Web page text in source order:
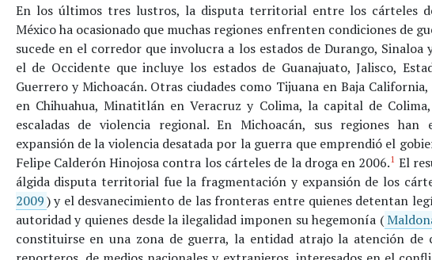
En los últimos tres lustros, la disputa territorial entre los cárteles
México ha ocasionado que muchas regiones enfrenten condiciones de
sucede en el corredor que involucra a los estados de Durango, Sinaloa
el de Occidente que incluye los estados de Guanajuato, Jalisco,
Guerrero y Michoacán. Otras ciudades como Tijuana en Baja California,
en Chihuahua, Minatitlán en Veracruz y Colima, la capital de
escaladas de violencia regional. En Michoacán, sus regiones han
expansión de la violencia desatada por la guerra que emprendió el
Felipe Calderón Hinojosa contra los cárteles de la droga en 2006.1 El
álgida disputa territorial fue la fragmentación y expansión de los
2009) y el desvanecimiento de las fronteras entre quienes detentan
autoridad y quienes desde la ilegalidad imponen su hegemonía (
constituirse en una zona de guerra, la entidad atrajo la atención de